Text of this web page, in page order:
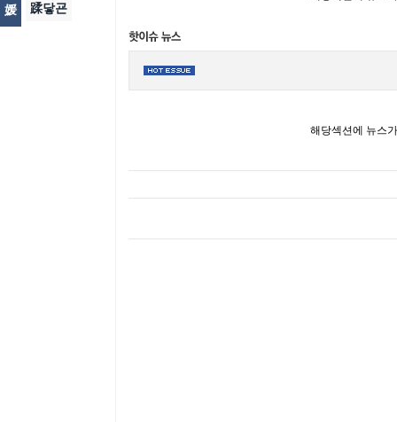
媛 蹂닿굔
해당섹션에 뉴스